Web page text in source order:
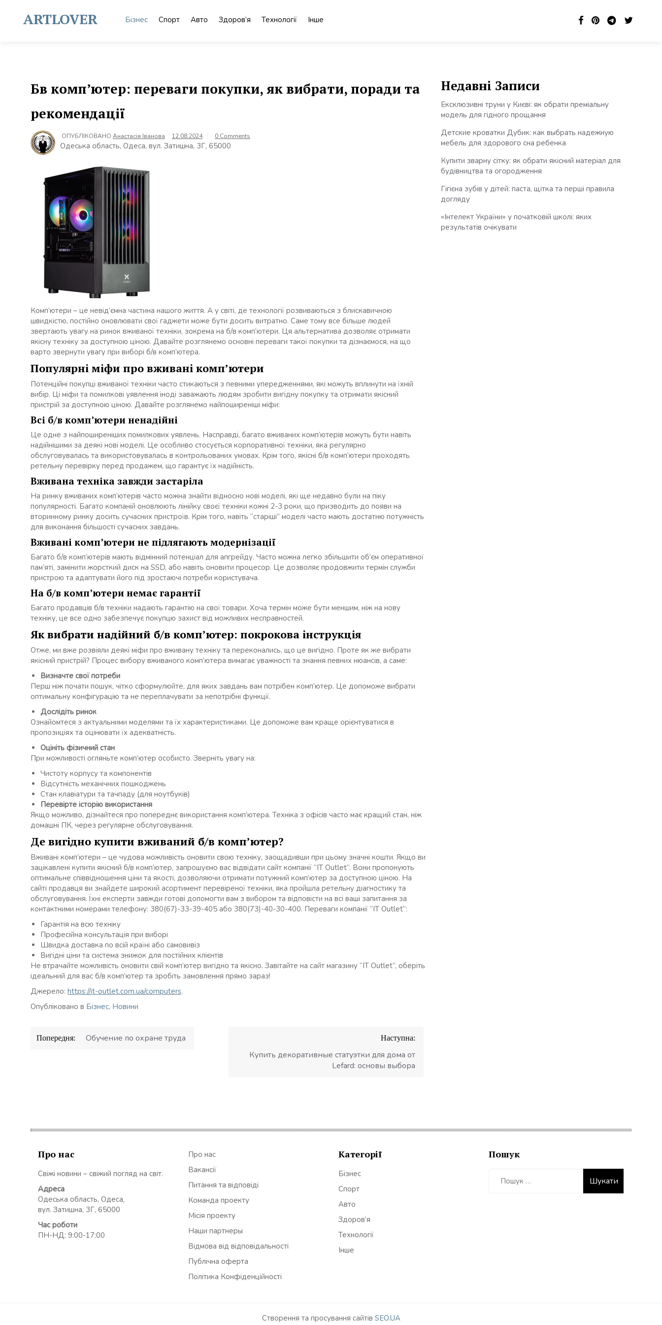
contentARTLOVER Бізнес Спорт Авто Здоров’я Технології Інше
Бв комп’ютер: переваги покупки, як вибрати, поради та
рекомендації
ОПУБЛІКОВАНО Анастасія Іванова 12.08.2024 0 Comments
Одеська область, Одеса, вул. Затишна, 3Г, 65000
Комп’ютери – це невід’ємна частина нашого життя. А у світі, де технології розвиваються з блискавичною
швидкістю, постійно оновлювати свої гаджети може бути досить витратно. Саме тому все більше людей
звертають увагу на ринок вживаної техніки, зокрема на б/в комп’ютери. Ця альтернатива дозволяє отримати
якісну техніку за доступною ціною. Давайте розглянемо основні переваги такої покупки та дізнаємося, на що
варто звернути увагу при виборі б/в комп’ютера.
Популярні міфи про вживані комп’ютери
Потенційні покупці вживаної техніки часто стикаються з певними упередженнями, які можуть вплинути на їхній
вибір. Ці міфи та помилкові уявлення іноді заважають людям зробити вигідну покупку та отримати якісний
пристрій за доступною ціною. Давайте розглянемо найпоширеніші міфи:
Всі б/в комп’ютери ненадійні
Це одне з найпоширеніших помилкових уявлень. Насправді, багато вживаних комп’ютерів можуть бути навіть
надійнішими за деякі нові моделі. Це особливо стосується корпоративної техніки, яка регулярно
обслуговувалась та використовувалась в контрольованих умовах. Крім того, якісні б/в комп’ютери проходять
ретельну перевірку перед продажем, що гарантує їх надійність.
Вживана техніка завжди застаріла
На ринку вживаних комп’ютерів часто можна знайти відносно нові моделі, які ще недавно були на піку
популярності. Багато компаній оновлюють лінійку своєї техніки кожні 2-3 роки, що призводить до появи на
вторинному ринку досить сучасних пристроїв. Крім того, навіть “старіші” моделі часто мають достатню потужність
для виконання більшості сучасних завдань.
Вживані комп’ютери не підлягають модернізації
Багато б/в комп’ютерів мають відмінний потенціал для апгрейду. Часто можна легко збільшити об’єм оперативної
пам’яті, замінити жорсткий диск на SSD, або навіть оновити процесор. Це дозволяє продовжити термін служби
пристрою та адаптувати його під зростаючі потреби користувача.
На б/в комп’ютери немає гарантії
Багато продавців б/в техніки надають гарантію на свої товари. Хоча термін може бути меншим, ніж на нову
техніку, це все одно забезпечує покупцю захист від можливих несправностей.
Як вибрати надійний б/в комп’ютер: покрокова інструкція
Отже, ми вже розвіяли деякі міфи про вживану техніку та переконались, що це вигідно. Проте як же вибрати
якісний пристрій? Процес вибору вживаного комп’ютера вимагає уважності та знання певних нюансів, а саме:
Визначте свої потреби
Перш ніж почати пошук, чітко сформулюйте, для яких завдань вам потрібен комп’ютер. Це допоможе вибрати
оптимальну конфігурацію та не переплачувати за непотрібні функції.
Дослідіть ринок
Ознайомтеся з актуальними моделями та їх характеристиками. Це допоможе вам краще орієнтуватися в
пропозиціях та оцінювати їх адекватність.
Оцініть фізичний стан
При можливості огляньте комп’ютер особисто. Зверніть увагу на:
Чистоту корпусу та компонентів
Відсутність механічних пошкоджень
Стан клавіатури та тачпаду (для ноутбуків)
Перевірте історію використання
Якщо можливо, дізнайтеся про попереднє використання комп’ютера. Техніка з офісів часто має кращий стан, ніж
домашні ПК, через регулярне обслуговування.
Де вигідно купити вживаний б/в комп’ютер?
Вживані комп’ютери – це чудова можливість оновити свою техніку, заощадивши при цьому значні кошти. Якщо ви
зацікавлені купити якісний б/в комп’ютер, запрошуємо вас відвідати сайт компанії “IT Outlet”. Вони пропонують
оптимальне співвідношення ціни та якості, дозволяючи отримати потужний комп’ютер за доступною ціною. На
сайті продавця ви знайдете широкий асортимент перевіреної техніки, яка пройшла ретельну діагностику та
обслуговування. Їхні експерти завжди готові допомогти вам з вибором та відповісти на всі ваші запитання за
контактними номерами телефону: 380(67)-33-39-405 або 380(73)-40-30-400. Переваги компанії “IT Outlet”:
Гарантія на всю техніку
Професійна консультація при виборі
Швидка доставка по всій країні або самовивіз
Вигідні ціни та система знижок для постійних клієнтів
Не втрачайте можливість оновити свій комп’ютер вигідно та якісно. Завітайте на сайт магазину “IT Outlet”, оберіть
ідеальний для вас б/в комп’ютер та зробіть замовлення прямо зараз!
Джерело: https://it-outlet.com.ua/computers.
Опубліковано в Бізнес, Новини
Навігація
записів
Попередня: Обучение по охране труда Наступна:
Купить декоративные статуэтки для дома от
Lefard: основы выбора
Недавні Записи
Ексклюзивні труни у Києві: як обрати преміальну
модель для гідного прощання
Детские кроватки Дубик: как выбрать надежную
мебель для здорового сна ребенка
Купити зварну сітку: як обрати якісний матеріал для
будівництва та огородження
Гігієна зубів у дітей: паста, щітка та перші правила
догляду
«Інтелект України» у початковій школі: яких
результатів очікувати
Про нас
Свіжі новини – свіжий погляд на світ.
Адреса
Одеська область, Одеса,
вул. Затишна, 3Г, 65000
Час роботи
ПН-НД: 9:00-17:00
Про нас
Вакансії
Питання та відповіді
Команда проекту
Місія проекту
Наши партнеры
Відмова від відповідальності
Публічна оферта
Політика Конфіденційності
Категорії
Бізнес
Спорт
Авто
Здоров’я
Технології
Інше
Пошук
Створення та просування сайтів SEO.UA